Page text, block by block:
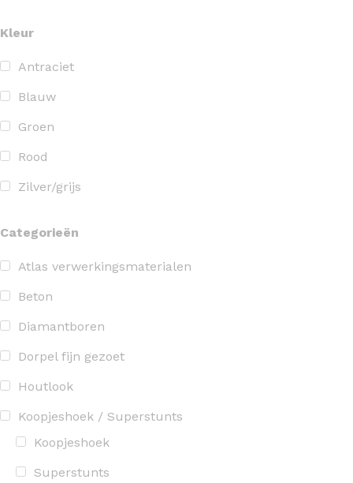
Kleur
Antraciet
Blauw
Groen
Rood
Zilver/grijs
Categorieën
Atlas verwerkingsmaterialen
Beton
Diamantboren
Dorpel fijn gezoet
Houtlook
Koopjeshoek / Superstunts
Koopjeshoek
Superstunts